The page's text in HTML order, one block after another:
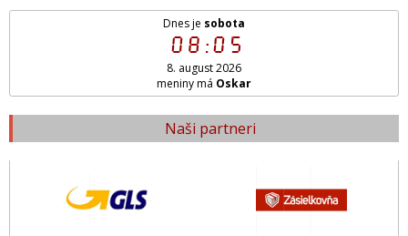
Dnes je sobota
08:05
8. august 2026
meniny má Oskar
Naši partneri